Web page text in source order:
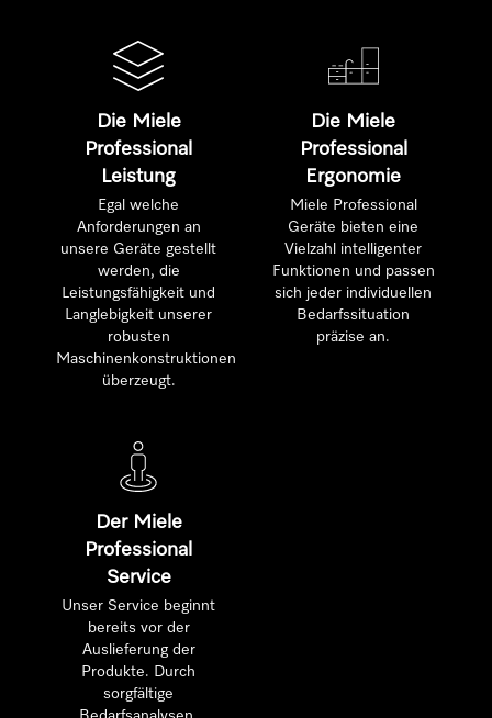
Die Miele
Professional
Leistung
Egal welche
Anforderungen an
unsere Geräte gestellt
werden, die
Leistungsfähigkeit und
Langlebigkeit unserer
robusten
Maschinenkonstruktionen
überzeugt.
Die Miele
Professional
Ergonomie
Miele Professional
Geräte bieten eine
Vielzahl intelligenter
Funktionen und passen
sich jeder individuellen
Bedarfssituation
präzise an.
Der Miele
Professional
Service
Unser Service beginnt
bereits vor der
Auslieferung der
Produkte. Durch
sorgfältige